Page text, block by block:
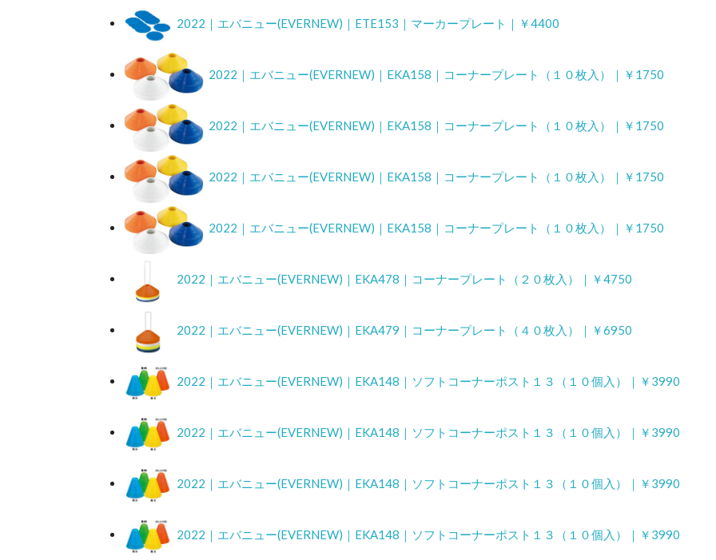
2022｜エバニュー(EVERNEW)｜ETE153｜マーカープレート｜￥4400
2022｜エバニュー(EVERNEW)｜EKA158｜コーナープレート（１０枚入）｜￥1750
2022｜エバニュー(EVERNEW)｜EKA158｜コーナープレート（１０枚入）｜￥1750
2022｜エバニュー(EVERNEW)｜EKA158｜コーナープレート（１０枚入）｜￥1750
2022｜エバニュー(EVERNEW)｜EKA158｜コーナープレート（１０枚入）｜￥1750
2022｜エバニュー(EVERNEW)｜EKA478｜コーナープレート（２０枚入）｜￥4750
2022｜エバニュー(EVERNEW)｜EKA479｜コーナープレート（４０枚入）｜￥6950
2022｜エバニュー(EVERNEW)｜EKA148｜ソフトコーナーポスト１３（１０個入）｜￥3990
2022｜エバニュー(EVERNEW)｜EKA148｜ソフトコーナーポスト１３（１０個入）｜￥3990
2022｜エバニュー(EVERNEW)｜EKA148｜ソフトコーナーポスト１３（１０個入）｜￥3990
2022｜エバニュー(EVERNEW)｜EKA148｜ソフトコーナーポスト１３（１０個入）｜￥3990